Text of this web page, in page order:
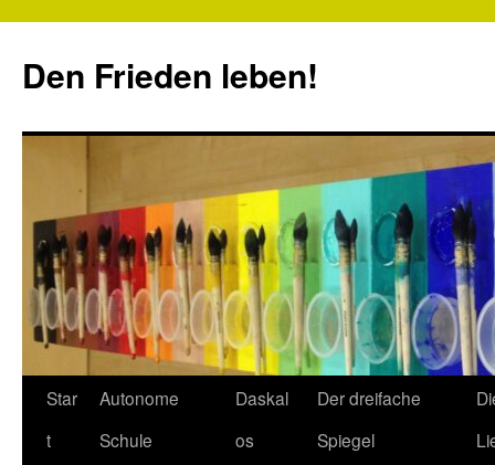
springen
Den Frieden leben!
Star
t
Autonome
Schule
Daskal
os
Der dreifache
Spiegel